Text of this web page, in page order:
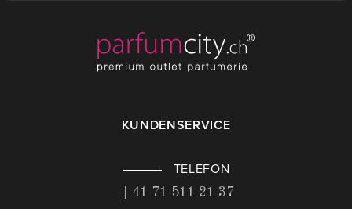
KUNDENSERVICE
TELEFON
+41 71 511 21 37